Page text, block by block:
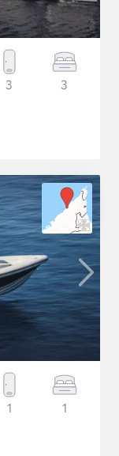
3 3
1 1